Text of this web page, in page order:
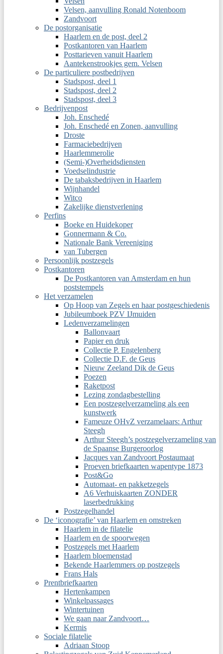
Velsen, aanvulling Ronald Notenboom
Zandvoort
De postorganisatie
Haarlem en de post, deel 2
Postkantoren van Haarlem
Posttarieven vanuit Haarlem
Aantekenstrookjes gem. Velsen
De particuliere postbedrijven
Stadspost, deel 1
Stadspost, deel 2
Stadspost, deel 3
Bedrijvenpost
Joh. Enschedé
Joh. Enschedé en Zonen, aanvulling
Droste
Farmaciebedrijven
Haarlemmerolie
(Semi-)Overheidsdiensten
Voedselindustrie
De tabaksbedrijven in Haarlem
Wijnhandel
Witco
Zakelijke dienstverlening
Perfins
Boeke en Huidekoper
Gonnermann & Co.
Nationale Bank Vereeniging
van Tubergen
Persoonlijk postzegels
Postkantoren
De Postkantoren van Amsterdam en hun
poststempels
Het verzamelen
Op Hoop van Zegels en haar postgeschiedenis
Jubileumboek PZV IJmuiden
Ledenverzamelingen
Ballonvaart
Papier en druk
Collectie P. Engelenberg
Collectie D.F. de Geus
Nieuw Zeeland Dik de Geus
Poezen
Raketpost
Lezing zondagbestelling
Een postzegelverzameling als een
kunstwerk
Fameuze OHvZ verzamelaars: Arthur
Steegh
Arthur Steegh’s postzegelverzameling van
de Spaanse Burgeroorlog
Jacques van Zandvoort Postaumaat
Proeven briefkaarten wapentype 1873
Post&Go
Automaat- en pakketzegels
A6 Verhuiskaarten ZONDER
laserbedrukking
Postzegelhandel
De ‘iconografie’ van Haarlem en omstreken
Haarlem in de filatelie
Haarlem en de spoorwegen
Postzegels met Haarlem
Haarlem bloemenstad
Bekende Haarlemmers op postzegels
Frans Hals
Prentbriefkaarten
Hertenkampen
Winkelpassages
Wintertuinen
We gaan naar Zandvoort…
Kermis
Sociale filatelie
Adriaan Stoop